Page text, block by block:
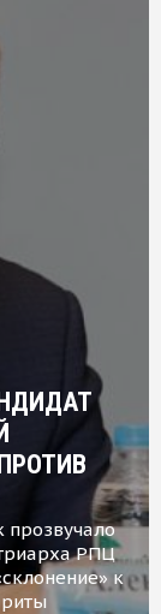
прозвучало
РПЦ
к